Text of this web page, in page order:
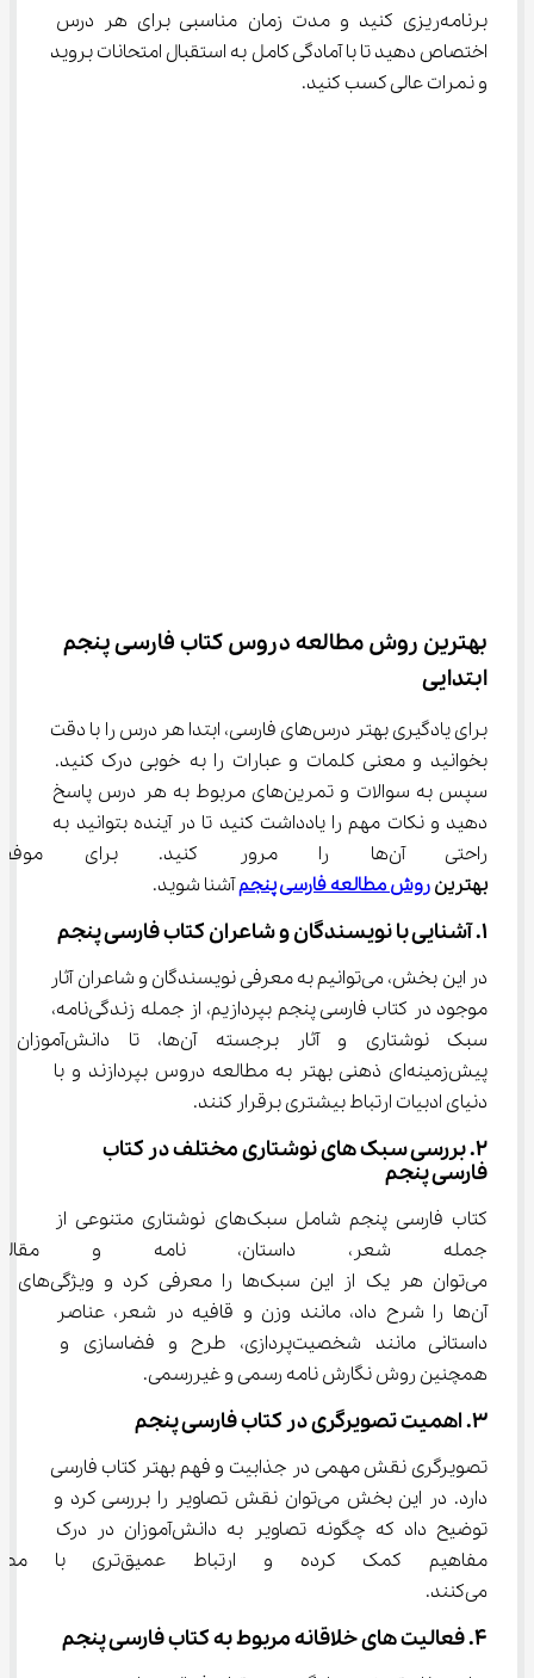
برنامه‌ریزی کنید و مدت زمان مناسبی برای هر درس
اختصاص دهید تا با آمادگی کامل به استقبال امتحانات بروید
و نمرات عالی کسب کنید.
بهترین روش مطالعه دروس کتاب فارسی پنجم
ابتدایی
برای یادگیری بهتر درس‌های فارسی، ابتدا هر درس را با دقت
بخوانید و معنی کلمات و عبارات را به خوبی درک کنید.
سپس به سوالات و تمرین‌های مربوط به هر درس پاسخ
دهید و نکات مهم را یادداشت کنید تا در آینده بتوانید به
راحتی آن‌ها را مرور کنید. برای موفقیت بیشتر، نیاز است با
بهترین روش مطالعه فارسی پنجم آشنا شوید.
1. آشنایی با نویسندگان و شاعران کتاب فارسی پنجم
در این بخش، می‌توانیم به معرفی نویسندگان و شاعران آثار
موجود در کتاب فارسی پنجم بپردازیم، از جمله زندگی‌نامه،
سبک نوشتاری و آثار برجسته آن‌ها، تا
پیش‌زمینه‌ای ذهنی بهتر به مطالعه دروس بپردازند و با
دنیای ادبیات ارتباط بیشتری برقرار کنند.
2. بررسی سبک های نوشتاری مختلف در کتاب
فارسی پنجم
کتاب فارسی پنجم شامل سبک‌های نوشتاری متنوعی از
جمله شعر، داستان، نامه و
می‌توان هر یک از این سبک‌ها را معرفی کرد و ویژگی‌های
آن‌ها را شرح داد، مانند وزن و قافیه در شعر، عناصر
داستانی مانند شخصیت‌پردازی، طرح و فضاسازی و
همچنین روش نگارش نامه رسمی و غیررسمی.
3. اهمیت تصویرگری در کتاب فارسی پنجم
تصویرگری نقش مهمی در جذابیت و فهم بهتر کتاب فارسی
دارد. در این بخش می‌توان نقش تصاویر را بررسی کرد و
توضیح داد که چگونه تصاویر به دانش‌آموزان در درک
مفاهیم کمک کرده و ارتباط
می‌کنند.
4. فعالیت های خلاقانه مربوط به کتاب فارسی پنجم